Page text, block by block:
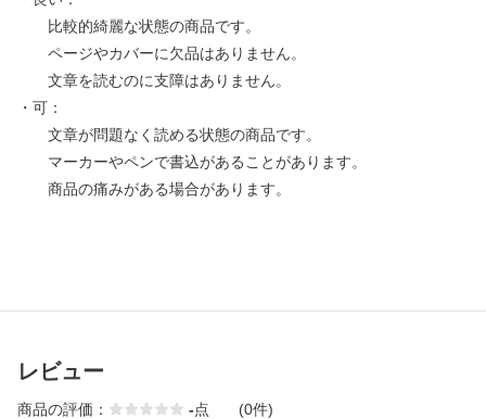
比較的綺麗な状態の商品です。
ページやカバーに欠品はありません。
文章を読むのに支障はありません。
・可：
文章が問題なく読める状態の商品です。
マーカーやペンで書込があることがあります。
商品の痛みがある場合があります。
レビュー
商品の評価： -点 (0件)